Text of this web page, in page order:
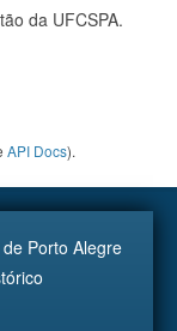
da UFCSPA.
API Docs).
Porto Alegre